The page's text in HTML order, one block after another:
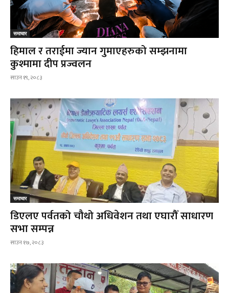
समाचार
हिमाल र तराईमा ज्यान गुमाएहरुको सम्झनामा
कुश्मामा दीप प्रज्वलन
साउन १९, २०८३
समाचार
डिएलए पर्वतको चौथो अधिवेशन तथा एघारौँ साधारण
सभा सम्पन्न
साउन १७, २०८३